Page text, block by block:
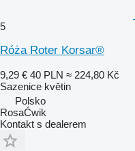
5
Róża Roter Korsar®
9,29 € 40 PLN ≈ 224,80 Kč
Sazenice květin
Polsko
RosaĆwik
Kontakt s dealerem